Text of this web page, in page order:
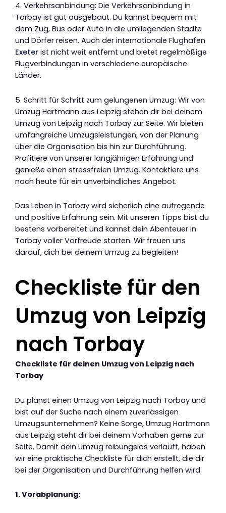
4. Verkehrsanbindung: Die Verkehrsanbindung in
Torbay ist gut ausgebaut. Du kannst bequem mit
dem Zug, Bus oder Auto in die umliegenden Städte
und Dörfer reisen. Auch der internationale Flughafen
Exeter ist nicht weit entfernt und bietet regelmäßige
Flugverbindungen in verschiedene europäische
Länder.
5. Schritt für Schritt zum gelungenen Umzug: Wir von
Umzug Hartmann aus Leipzig stehen dir bei deinem
Umzug von Leipzig nach Torbay zur Seite. Wir bieten
umfangreiche Umzugsleistungen, von der Planung
über die Organisation bis hin zur Durchführung.
Profitiere von unserer langjährigen Erfahrung und
genieße einen stressfreien Umzug. Kontaktiere uns
noch heute für ein unverbindliches Angebot.
Das Leben in Torbay wird sicherlich eine aufregende
und positive Erfahrung sein. Mit unseren Tipps bist du
bestens vorbereitet und kannst dein Abenteuer in
Torbay voller Vorfreude starten. Wir freuen uns
darauf, dich bei deinem Umzug zu begleiten!
Checkliste für den
Umzug von Leipzig
nach Torbay
Checkliste für deinen Umzug von Leipzig nach
Torbay
Du planst einen Umzug von Leipzig nach Torbay und
bist auf der Suche nach einem zuverlässigen
Umzugsunternehmen? Keine Sorge, Umzug Hartmann
aus Leipzig steht dir bei deinem Vorhaben gerne zur
Seite. Damit dein Umzug reibungslos verläuft, haben
wir eine praktische Checkliste für dich erstellt, die dir
bei der Organisation und Durchführung helfen wird.
1. Vorabplanung: